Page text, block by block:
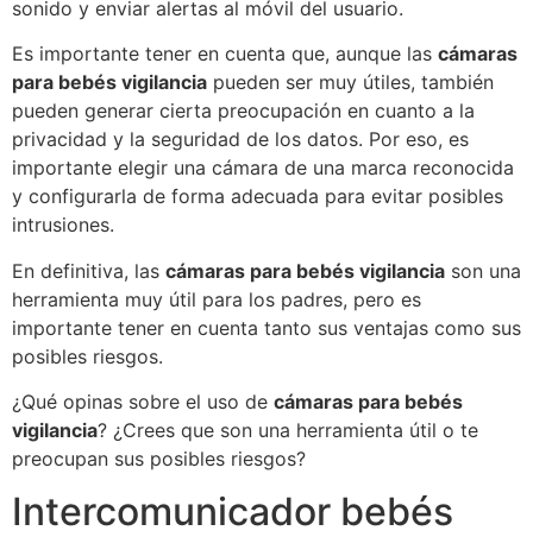
sonido y enviar alertas al móvil del usuario.
Es importante tener en cuenta que, aunque las cámaras
para bebés vigilancia pueden ser muy útiles, también
pueden generar cierta preocupación en cuanto a la
privacidad y la seguridad de los datos. Por eso, es
importante elegir una cámara de una marca reconocida
y configurarla de forma adecuada para evitar posibles
intrusiones.
En definitiva, las cámaras para bebés vigilancia son una
herramienta muy útil para los padres, pero es
importante tener en cuenta tanto sus ventajas como sus
posibles riesgos.
¿Qué opinas sobre el uso de cámaras para bebés
vigilancia? ¿Crees que son una herramienta útil o te
preocupan sus posibles riesgos?
Intercomunicador bebés